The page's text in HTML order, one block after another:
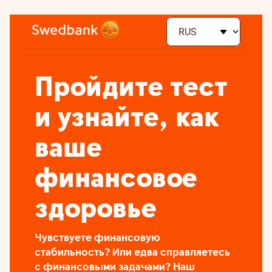
Пройдите тест
и узнайте, как
ваше
финансовое
здоровье
Чувствуете финансовую
стабильность? Или едва справляетесь
с финансовыми задачами? Наш